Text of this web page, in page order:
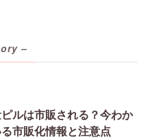
–
ルは市販される？今わか
市販化情報と注意点